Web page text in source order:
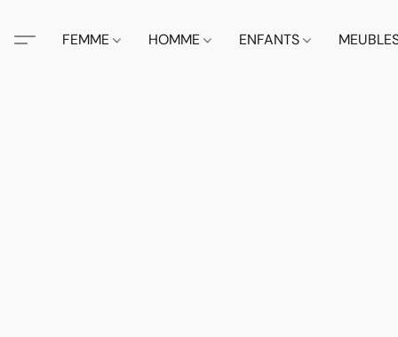
FEMME HOMME ENFANTS